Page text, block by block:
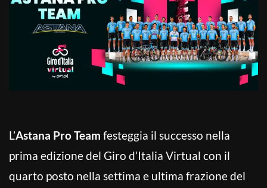
L’Astana Pro Team festeggia il successo nella
prima edizione del Giro d’Italia Virtual con il
quarto posto nella settima e ultima frazione del